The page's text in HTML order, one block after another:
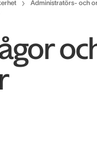
Administratörs- och